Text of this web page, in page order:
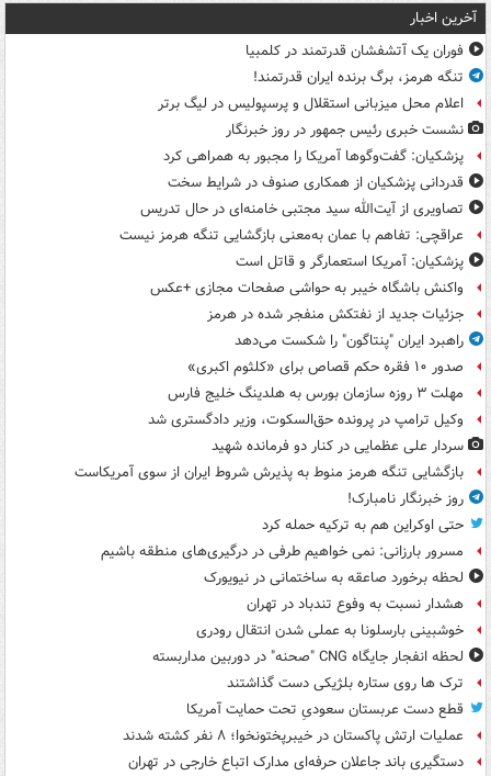
آخرین اخبار
فوران یک آتشفشان قدرتمند در کلمبیا
تنگه هرمز، برگ برنده ایران قدرتمند!
اعلام محل میزبانی استقلال و پرسپولیس در لیگ برتر
نشست خبری رئیس جمهور در روز خبرنگار
پزشکیان: گفت‌وگوها آمریکا را مجبور به همراهی کرد
قدردانی پزشکیان از همکاری صنوف در شرایط سخت
تصاویری از آیت‌الله سید مجتبی خامنه‌ای در حال تدریس
عراقچی: تفاهم با عمان به‌معنی بازگشایی تنگه هرمز نیست
پزشکیان: آمریکا استعمارگر و قاتل است
واکنش باشگاه خیبر به حواشی صفحات مجازی +عکس
جزئیات جدید از نفتکش منفجر شده در هرمز
راهبرد ایران "پنتاگون" را شکست می‌دهد
صدور ۱۰ فقره حکم قصاص برای «کلثوم اکبری»
مهلت ۳ روزه سازمان بورس به هلدینگ خلیج فارس
وکیل ترامپ در پرونده حق‌السکوت، وزیر دادگستری شد
سردار علی عظمایی در کنار دو فرمانده شهید
بازگشایی تنگه هرمز منوط به پذیرش شروط ایران از سوی آمریکاست
روز خبرنگار نامبارک!
حتی اوکراین هم به ترکیه حمله کرد
مسرور بارزانی: نمی خواهیم طرفی در درگیری‌های منطقه باشیم
لحظه برخورد صاعقه به ساختمانی در نیویورک
هشدار نسبت به وفوع تندباد در تهران
خوشبینی بارسلونا به عملی شدن انتقال رودری
لحظه انفجار جایگاه CNG "صحنه" در دوربین مداربسته
ترک ها روی ستاره بلژیکی دست گذاشتند
قطع دست عربستان سعودیِ تحت حمایت آمریکا
عملیات ارتش پاکستان در خیبرپختونخوا؛ ۸ نفر کشته شدند
دستگیری باند جاعلان حرفه‌ای مدارک اتباع خارجی در تهران